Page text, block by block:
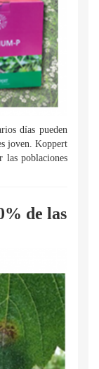
días pueden
joven. Koppert
las poblaciones
de las